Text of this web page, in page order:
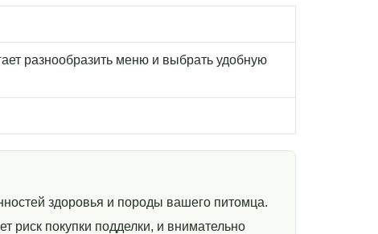
разнообразить меню и выбрать удобную
здоровья и породы вашего питомца.
покупки подделки, и внимательно